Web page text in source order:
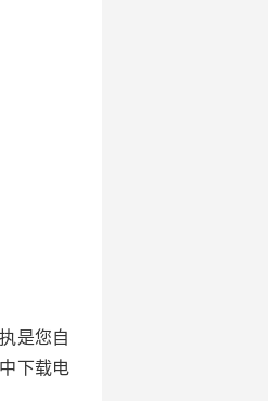
是您自
下载电